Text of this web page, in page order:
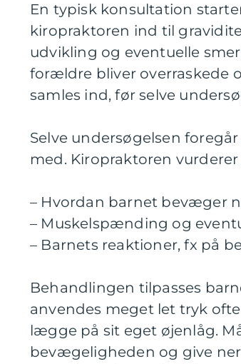
En typisk konsultation
kiropraktoren ind til
udvikling og eventuelle
forældre bliver overraskede
samles ind, før selve
Selve undersøgelsen
med. Kiropraktoren
– Hvordan barnet bevæger
– Muskelspænding og
– Barnets reaktioner, fx på
Behandlingen tilpasses
anvendes meget let tryk
lægge på sit eget øjenlåg.
bevægeligheden og give